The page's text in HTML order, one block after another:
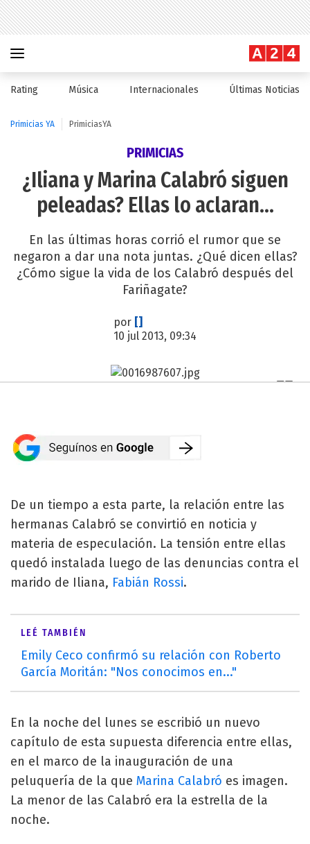
Rating Música Internacionales Últimas Noticias
Primicias YA PrimiciasYA
PRIMICIAS
¿Iliana y Marina Calabró siguen
peleadas? Ellas lo aclaran...
En las últimas horas corrió el rumor que se
negaron a dar una nota juntas. ¿Qué dicen ellas?
¿Cómo sigue la vida de los Calabró después del
Fariñagate?
por []
10 jul 2013, 09:34
De un tiempo a esta parte, la relación entre las
hermanas Calabró se convirtió en noticia y
materia de especulación. La tensión entre ellas
quedó instalada luego de las denuncias contra el
marido de Iliana, Fabián Rossi.
LEÉ TAMBIÉN
Emily Ceco confirmó su relación con Roberto
García Moritán: "Nos conocimos en..."
En la noche del lunes se escribió un nuevo
capítulo de esta supuesta diferencia entre ellas,
en el marco de la inauguración de una
peluquería de la que Marina Calabró es imagen.
La menor de las Calabró era la estrella de la
noche.